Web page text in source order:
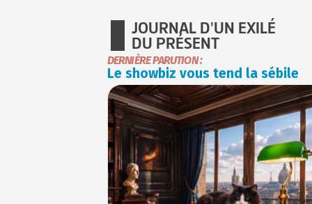
JOURNAL D'UN EXILÉ
DU PRÉSENT
DERNIÈRE PARUTION :
Le showbiz vous tend la sébile